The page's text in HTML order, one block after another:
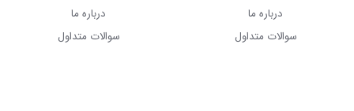
درباره ما
سوالات متداول
درباره ما
سوالات متداول